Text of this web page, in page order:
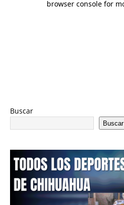
Buscar
Buscar